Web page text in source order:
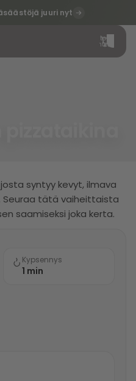
juuri nyt
Tuotteita
ostoskorissa
yhteensä: 0
syntyy kevyt, ilmava
Seuraa tätä vaiheittaista
saamiseksi joka kerta.
Kypsennys
1 min